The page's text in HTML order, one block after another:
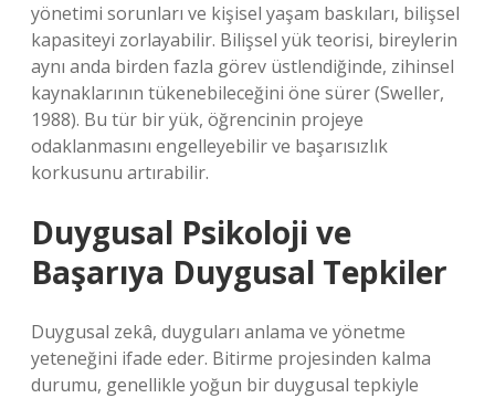
yönetimi sorunları ve kişisel yaşam baskıları, bilişsel
kapasiteyi zorlayabilir. Bilişsel yük teorisi, bireylerin
aynı anda birden fazla görev üstlendiğinde, zihinsel
kaynaklarının tükenebileceğini öne sürer (Sweller,
1988). Bu tür bir yük, öğrencinin projeye
odaklanmasını engelleyebilir ve başarısızlık
korkusunu artırabilir.
Duygusal Psikoloji ve
Başarıya Duygusal Tepkiler
Duygusal zekâ, duyguları anlama ve yönetme
yeteneğini ifade eder. Bitirme projesinden kalma
durumu, genellikle yoğun bir duygusal tepkiyle